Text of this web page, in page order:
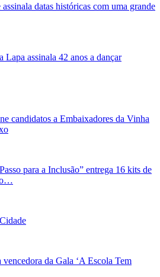
datas históricas com uma grande
Lapa assinala 42 anos a dançar
candidatos a Embaixadores da Vinha
para a Inclusão” entrega 16 kits de
da Gala ‘A Escola Tem